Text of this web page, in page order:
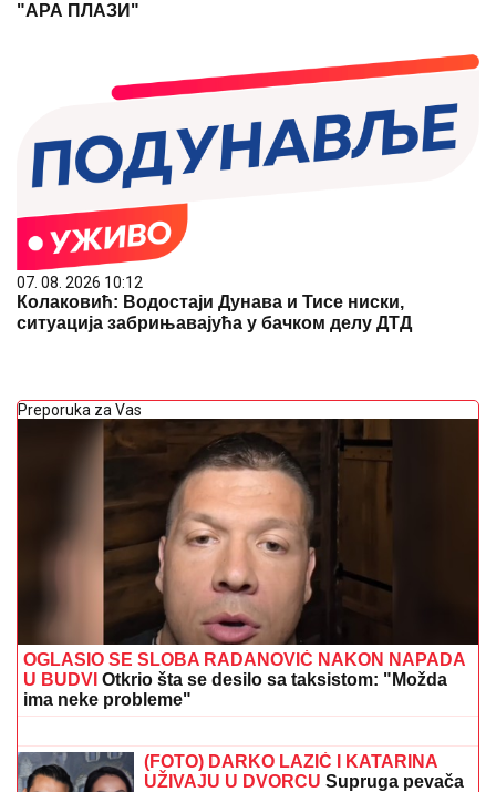
"АРА ПЛАЗИ"
07. 08. 2026 10:12
Колаковић: Водостаји Дунава и Тисе ниски,
ситуација забрињавајућа у бачком делу ДТД
Preporuka za Vas
OGLASIO SE SLOBA RADANOVIĆ NAKON NAPADA
U BUDVI Otkrio šta se desilo sa taksistom: "Možda
ima neke probleme"
biser otvorio dušu Nemcima i poslao
moćnu poruku